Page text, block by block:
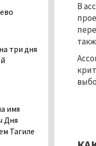
В
10-
их
три дня
имя
Дня
Тагиле